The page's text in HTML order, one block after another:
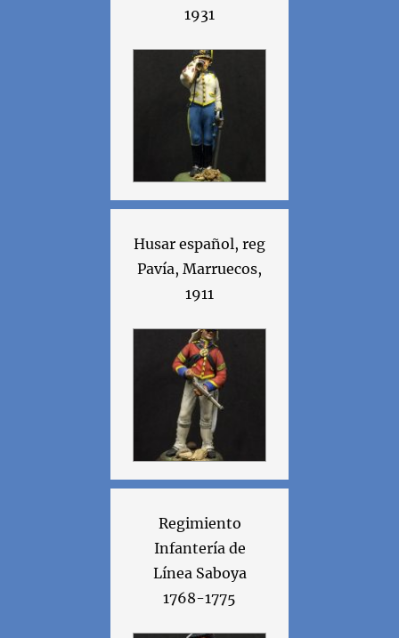
1931
Husar español, reg
Pavía, Marruecos,
1911
Regimiento
Infantería de
Línea Saboya
1768-1775